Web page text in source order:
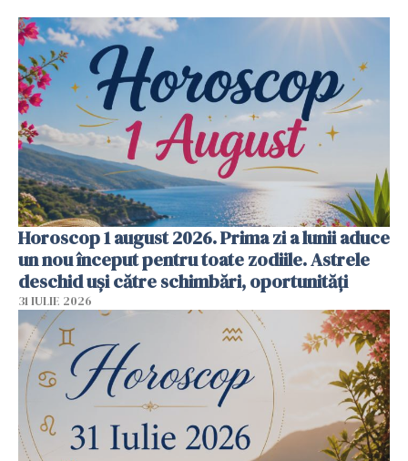
Horoscop 1 august 2026. Prima zi a lunii aduce
un nou început pentru toate zodiile. Astrele
deschid uși către schimbări, oportunități
31 IULIE 2026